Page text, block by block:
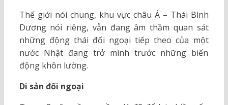
Thế giới nói chung, khu vực châu Á – Thái Bình
Dương nói riêng, vẫn đang âm thầm quan sát
những động thái đối ngoại tiếp theo của một
nước Nhật đang trở mình trước những biến
động khôn lường.
Di sản đối ngoại